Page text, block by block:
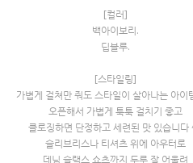
[컬러]
백아이보리.
딥블루.
[스타일링]
가볍게 걸쳐만 줘도 스타일이 살아나는 아이
오픈해서 가볍게 툭툭 걸치기 좋고
클로징하면 단정하고 세련된 맛 있습니
슬리브리스나 티셔츠 위에 아우터로
데님 슬랙스 쇼츠까지 두루 잘 어울려